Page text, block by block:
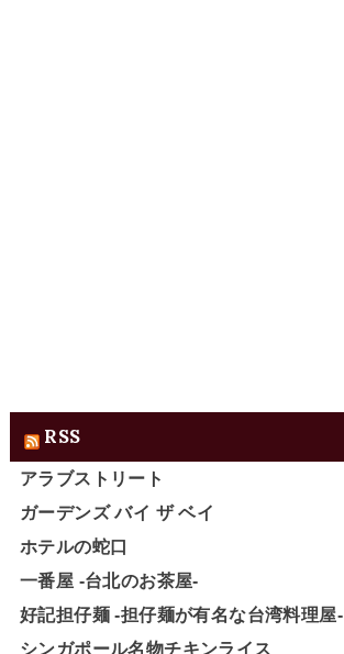
RSS
アラブストリート
ガーデンズ バイ ザ ベイ
ホテルの蛇口
一番屋 -台北のお茶屋-
好記担仔麺 -担仔麺が有名な台湾料理屋-
シンガポール名物チキンライス